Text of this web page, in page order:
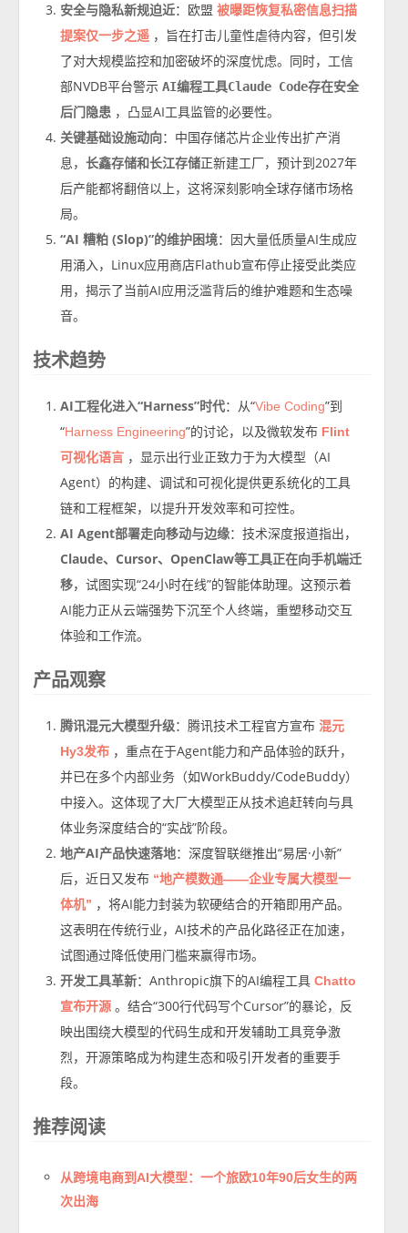
安全与隐私新规迫近：欧盟被曝距恢复私密信息扫描
提案仅一步之遥 ，旨在打击儿童性虐待内容，但引发
了对大规模监控和加密破坏的深度忧虑。同时，工信
部NVDB平台警示AI编程工具Claude Code存在安全
后门隐患 ，凸显AI工具监管的必要性。
关键基础设施动向：中国存储芯片企业传出扩产消
息，长鑫存储和长江存储正新建工厂，预计到2027年
后产能都将翻倍以上，这将深刻影响全球存储市场格
局。
“AI 糟粕 (Slop)”的维护困境：因大量低质量AI生成应
用涌入，Linux应用商店Flathub宣布停止接受此类应
用，揭示了当前AI应用泛滥背后的维护难题和生态噪
音。
技术趋势
AI工程化进入“Harness”时代：从“Vibe Coding”到
“Harness Engineering”的讨论，以及微软发布 Flint
可视化语言 ，显示出行业正致力于为大模型（AI
Agent）的构建、调试和可视化提供更系统化的工具
链和工程框架，以提升开发效率和可控性。
AI Agent部署走向移动与边缘：技术深度报道指出，
Claude、Cursor、OpenClaw等工具正在向手机端迁
移，试图实现“24小时在线”的智能体助理。这预示着
AI能力正从云端强势下沉至个人终端，重塑移动交互
体验和工作流。
产品观察
腾讯混元大模型升级：腾讯技术工程官方宣布混元
Hy3发布 ，重点在于Agent能力和产品体验的跃升，
并已在多个内部业务（如WorkBuddy/CodeBuddy）
中接入。这体现了大厂大模型正从技术追赶转向与具
体业务深度结合的“实战”阶段。
地产AI产品快速落地：深度智联继推出“易居·小新”
后，近日又发布 “地产模数通——企业专属大模型一
体机” ，将AI能力封装为软硬结合的开箱即用产品。
这表明在传统行业，AI技术的产品化路径正在加速，
试图通过降低使用门槛来赢得市场。
开发工具革新：Anthropic旗下的AI编程工具Chatto
宣布开源 。结合“300行代码写个Cursor”的暴论，反
映出围绕大模型的代码生成和开发辅助工具竞争激
烈，开源策略成为构建生态和吸引开发者的重要手
段。
推荐阅读
从跨境电商到AI大模型：一个旅欧10年90后女生的两
次出海